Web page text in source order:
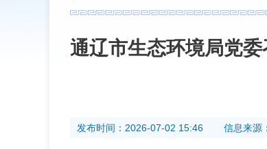
通辽市生态环境局党
发布时间： 2026-07-02 15:46 信息来源：